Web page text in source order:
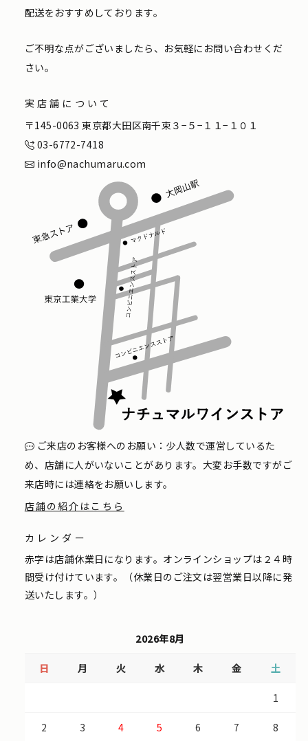
配送をおすすめしております。
ご不明な点がございましたら、お気軽にお問い合わせくだ
さい。
実店舗について
〒145-0063 東京都大田区南千束３−５−１１−１０１
03-6772-7418
info@nachumaru.com
ご来店のお客様へのお願い：少人数で運営しているた
め、店舗に人がいないことがあります。大変お手数ですがご
来店時には連絡をお願いします。
店舗の紹介はこちら
カレンダー
赤字は店舗休業日になります。オンラインショップは２４時
間受け付けています。（休業日のご注文は翌営業日以降に発
送いたします。）
2026年8月
日 月 火 水 木 金 土
1
2 3 4 5 6 7 8